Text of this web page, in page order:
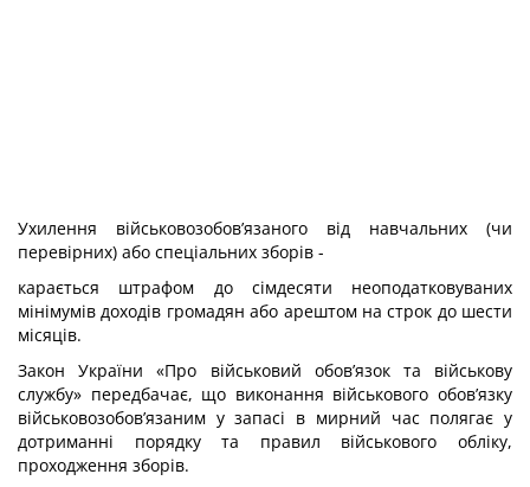
Ухилення військовозобов’язаного від навчальних (чи
перевірних) або спе­ціальних зборів -
карається штрафом до сімдесяти неоподатковуваних
мінімумів доходів гро­мадян або арештом на строк до шести
місяців.
Закон України «Про військовий обов’язок та військову
службу» передбачає, що виконання військового обов’язку
військовозобов’язаним у запасі в мирний час по­лягає у
дотриманні порядку та правил військового обліку,
проходження зборів.